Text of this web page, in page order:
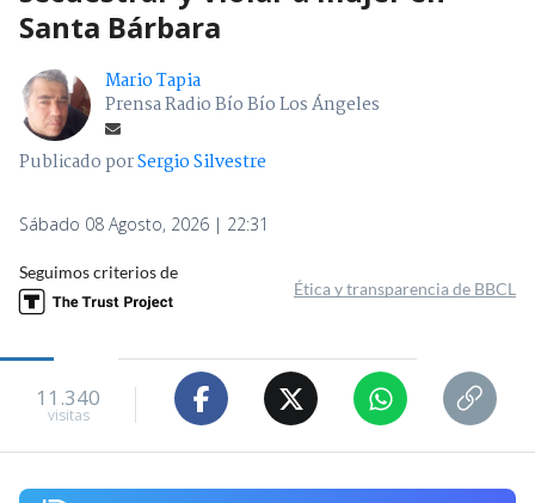
Santa Bárbara
Mario Tapia
Prensa Radio Bío Bío Los Ángeles
Publicado porSergio Silvestre
Sábado 08 Agosto, 2026 | 22:31
Seguimos criterios de
Ética y transparencia de BBCL
11.340
visitas